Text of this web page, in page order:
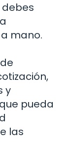
debes
mano.
y
pueda
las